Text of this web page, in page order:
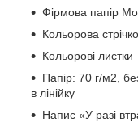
Фірмова папір
Кольорова
Кольорові листки
Папір: 70 г/м2,
в лінійку
Напис «У разі